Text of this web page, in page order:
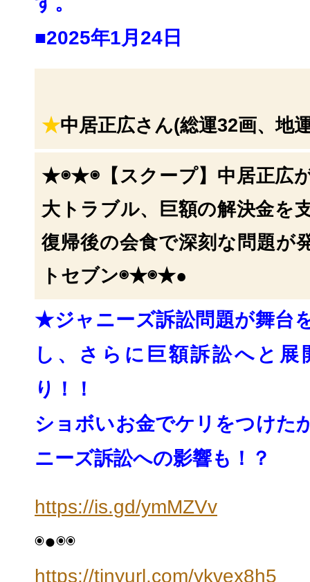
■2025年1月24日
★中居正広さん(総運32画、地
★◉★◉【スクープ】中居正広
大トラブル、
巨額の解決金
復帰後の会食で深刻な問題が
トセブン◉★◉★●
★ジャニーズ訴訟問題が舞台
し、 さらに巨額訴訟へと展
り！！
ショボいお金でケリをつけた
ニーズ訴訟への影響も！？
https://is.gd/ymMZVv
◉●◉◉
https://tinyurl.com/ykvex8h5